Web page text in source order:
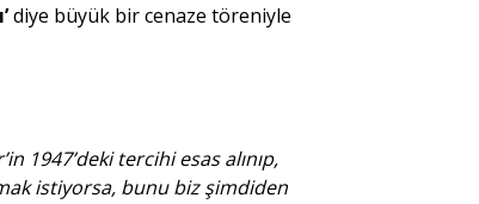
diye büyük bir cenaze töreniyle
1947’deki tercihi esas alınıp,
istiyorsa, bunu biz şimdiden